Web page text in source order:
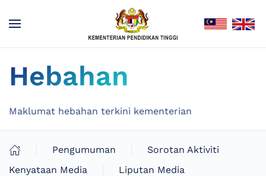
Hebahan
Maklumat hebahan terkini kementerian
Pengumuman
Sorotan Aktiviti
Kenyataan Media
Liputan Media